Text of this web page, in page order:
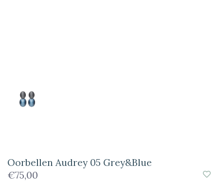
Oorbellen Audrey 05 Grey&Blue
€75,00